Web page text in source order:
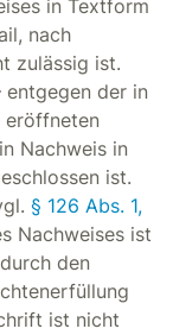
in Textform
nach
zulässig ist.
entgegen der in
eröffneten
Nachweis in
ist.
§ 126 Abs. 1,
Nachweises ist
den
ist nicht